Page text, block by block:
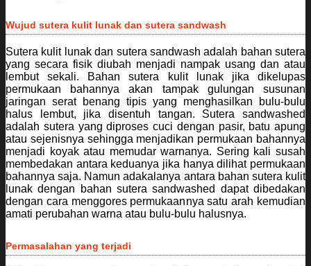
Wujud sutera kulit lunak dan sutera sandwash
Sutera kulit lunak dan sutera sandwash adalah bahan sutera
yang secara fisik diubah menjadi nampak usang dan atau
lembut sekali. Bahan sutera kulit lunak jika dikelupas
permukaan bahannya akan tampak gulungan susunan
jaringan serat benang tipis yang menghasilkan bulu-bulu
halus lembut, jika disentuh tangan. Sutera sandwashed
adalah sutera yang diproses cuci dengan pasir, batu apung
atau sejenisnya sehingga menjadikan permukaan bahannya
menjadi koyak atau memudar warnanya. Sering kali susah
membedakan antara keduanya jika hanya dilihat permukaan
bahannya saja. Namun adakalanya antara bahan sutera kulit
lunak dengan bahan sutera sandwashed dapat dibedakan
dengan cara menggores permukaannya satu arah kemudian
amati perubahan warna atau bulu-bulu halusnya.
Permasalahan yang terjadi